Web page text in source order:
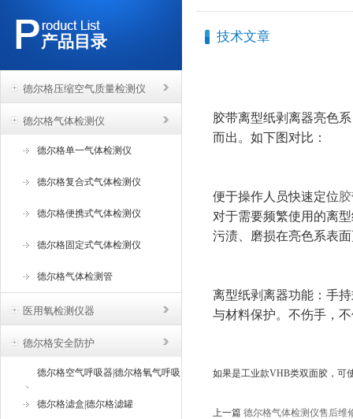
产品目录
德尔格压缩空气质量检测仪
德尔格气体检测仪
德尔格单一气体检测仪
德尔格复合式气体检测仪
德尔格便携式气体检测仪
德尔格固定式气体检测仪
德尔格气体检测管
医用氧检测仪器
德尔格安全防护
德尔格空气呼吸器|德尔格氧气呼吸
器
德尔格滤盒|德尔格滤罐
技术文章
胶带离型纸剥离器亮色
而出。如下图对比：
便于操作人员快速定位
对于需要频繁使用的离
污渍、磨损在亮色系表
离型纸剥离器功能：手
与材料保护。不伤手，
如果是工业款VHB类双面胶，可
上一篇 德尔格气体检测仪售后维